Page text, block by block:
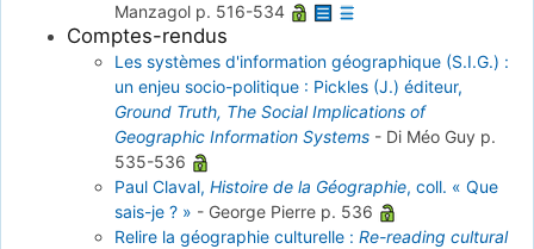
Manzagol p. 516-534
Comptes-rendus
Les systèmes d'information géographique (S.I.G.) :
un enjeu socio-politique : Pickles (J.) éditeur,
Ground Truth, The Social Implications of
Geographic Information Systems - Di Méo Guy p.
535-536
Paul Claval, Histoire de la Géographie, coll. « Que
sais-je ? » - George Pierre p. 536
Relire la géographie culturelle : Re-reading cultural